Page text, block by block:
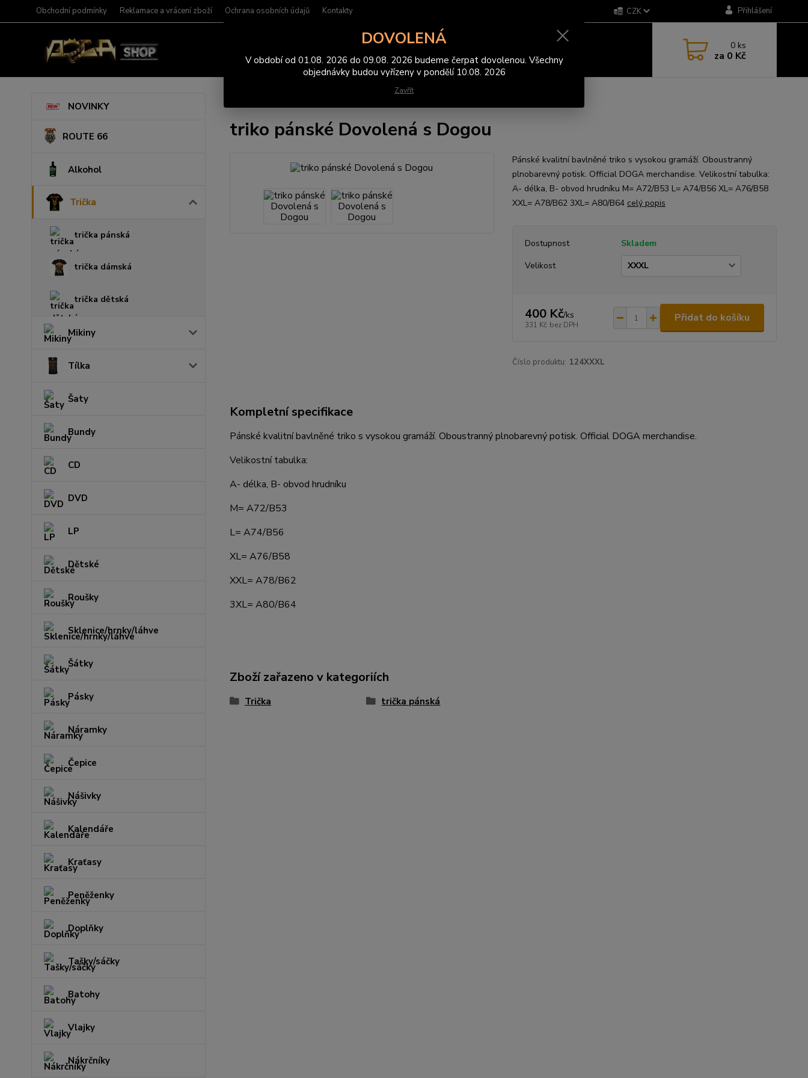
Obchodní podmínky Reklamace a vrácení zboží Ochrana osobních údajů Kontakty CZK Přihlášení
0 ks
za 0 Kč
NOVINKY
ROUTE 66
Alkohol
Trička
trička pánská
trička dámská
trička dětská
Mikiny
Tílka
Šaty
Bundy
CD
DVD
LP
Dětské
Roušky
Sklenice/hrnky/láhve
Šátky
Pásky
Náramky
Čepice
Nášivky
Kalendáře
Kraťasy
Peněženky
Doplňky
Tašky/sáčky
Batohy
Vlajky
Nákrčníky
triko pánské Dovolená s Dogou
Pánské kvalitní bavlněné triko s vysokou gramáží. Oboustranný
plnobarevný potisk. Official DOGA merchandise. Velikostní tabulka:
A- délka, B- obvod hrudníku M= A72/B53 L= A74/B56 XL= A76/B58
XXL= A78/B62 3XL= A80/B64 celý popis
Dostupnost
Skladem
Velikost
400 Kč/ks
331 Kč bez DPH
Přidat do košíku
Číslo produktu: 124XXXL
Kompletní specifikace
Pánské kvalitní bavlněné triko s vysokou gramáží. Oboustranný plnobarevný potisk. Official DOGA merchandise.
Velikostní tabulka:
A- délka, B- obvod hrudníku
M= A72/B53
L= A74/B56
XL= A76/B58
XXL= A78/B62
3XL= A80/B64
Zboží zařazeno v kategoriích
Trička trička pánská
DOVOLENÁ
V období od 01.08. 2026 do 09.08. 2026 budeme čerpat dovolenou. Všechny
objednávky budou vyřízeny v pondělí 10.08. 2026
Zavřít